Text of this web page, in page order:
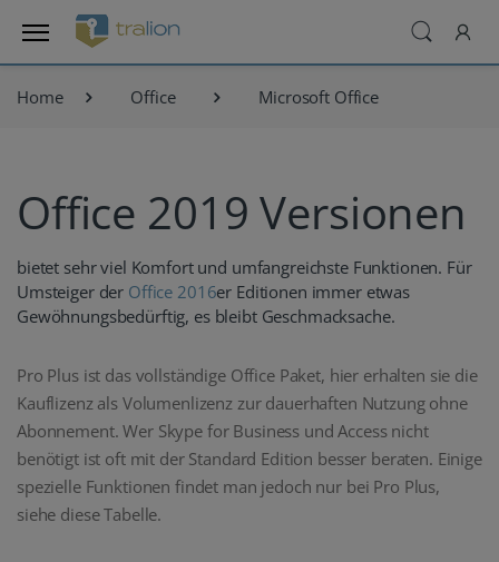
Home Office Microsoft Office
Office 2019 Versionen
bietet sehr viel Komfort und umfangreichste Funktionen. Für
Umsteiger der Office 2016er Editionen immer etwas
Gewöhnungsbedürftig, es bleibt Geschmacksache.
Pro Plus ist das vollständige Office Paket, hier erhalten sie die
Kauflizenz als Volumenlizenz zur dauerhaften Nutzung ohne
Abonnement. Wer Skype for Business und Access nicht
benötigt ist oft mit der Standard Edition besser beraten. Einige
spezielle Funktionen findet man jedoch nur bei Pro Plus,
siehe diese Tabelle.